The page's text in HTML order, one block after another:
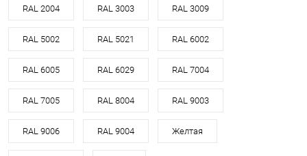
RAL 2004 RAL 3003 RAL 3009
RAL 5002 RAL 5021 RAL 6002
RAL 6005 RAL 6029 RAL 7004
RAL 7005 RAL 8004 RAL 9003
RAL 9006 RAL 9004 Желтая